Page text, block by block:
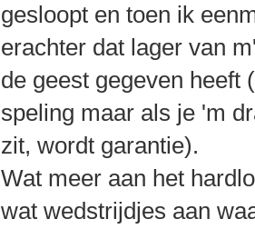
gesloopt en toen ik
erachter dat lager van
de geest gegeven heeft
speling maar als je 'm
zit, wordt garantie).
Wat meer aan het
wat wedstrijdjes aan